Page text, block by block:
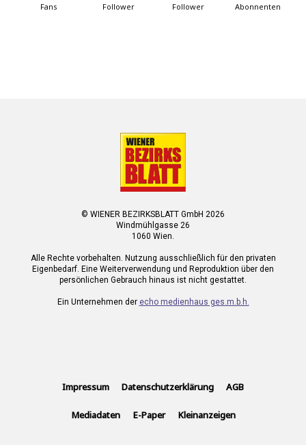
Fans Follower Follower Abonnenten
© WIENER BEZIRKSBLATT GmbH 2026
Windmühlgasse 26
1060 Wien.
Alle Rechte vorbehalten. Nutzung ausschließlich für den privaten
Eigenbedarf. Eine Weiterverwendung und Reproduktion über den
persönlichen Gebrauch hinaus ist nicht gestattet.
Ein Unternehmen der echo medienhaus ges.m.b.h.
Impressum Datenschutzerklärung AGB
Mediadaten E-Paper Kleinanzeigen